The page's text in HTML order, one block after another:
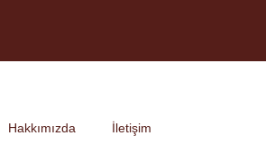
Hakkımızda İletişim